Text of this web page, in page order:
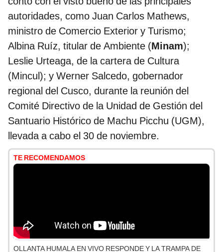
autoridades, como Juan Carlos Mathews,
ministro de Comercio Exterior y Turismo;
Albina Ruíz, titular de Ambiente (Minam);
Leslie Urteaga, de la cartera de Cultura
(Mincul); y Werner Salcedo, gobernador
regional del Cusco, durante la reunión del
Comité Directivo de la Unidad de Gestión del
Santuario Histórico de Machu Picchu (UGM),
llevada a cabo el 30 de noviembre.
TE RECOMENDAMOS
OLLANTA HUMALA EN VIVO RESPONDE Y LA TRAMPA DE